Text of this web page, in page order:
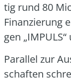
tig rund 80
Finan­zie­rung
gen
Par­al­lel zur
schaf­ten